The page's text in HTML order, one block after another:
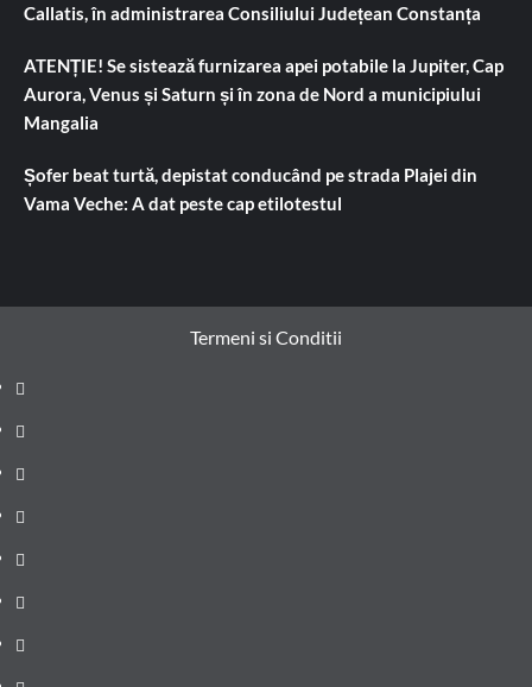
Callatis, în administrarea Consiliului Județean Constanța
ATENȚIE! Se sistează furnizarea apei potabile la Jupiter, Cap
Aurora, Venus și Saturn și în zona de Nord a municipiului
Mangalia
Șofer beat turtă, depistat conducând pe strada Plajei din
Vama Veche: A dat peste cap etilotestul
Termeni si Conditii
Prima
pagină
Știri
de
ultima
Administrație
locală
Actualitate
Justiție
Cultura
Sănătate